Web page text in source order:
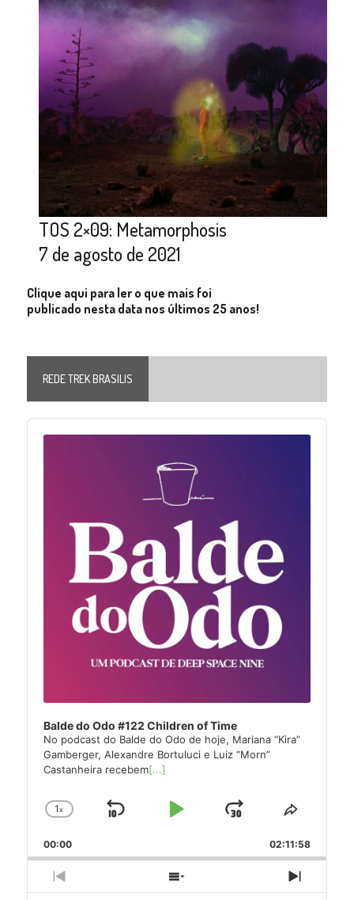
TOS 2×09: Metamorphosis
7 de agosto de 2021
Clique aqui para ler o que mais foi
publicado nesta data nos últimos 25 anos!
REDE TREK BRASILIS
Audio
Player
Balde do Odo #122 Children of Time
No podcast do Balde do Odo de hoje, Mariana “Kira”
Gamberger, Alexandre Bortuluci e Luiz “Morn”
Castanheira recebem[...]
Change
Rate
1x
Skip
Play
Jump
Forward
Share
Episode
00:00 02:11:58
Previous
Show
Next